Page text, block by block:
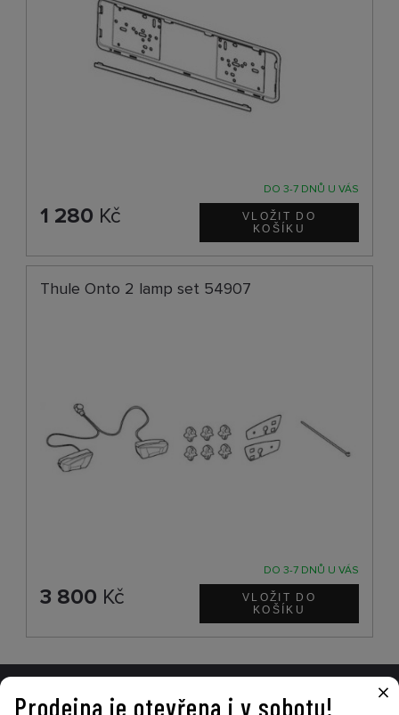
DO 3-7 DNŮ U VÁS
1 280 Kč
Thule Onto 2 lamp set 54907
DO 3-7 DNŮ U VÁS
3 800 Kč
×
Prodejna je otevřena i v sobotu!